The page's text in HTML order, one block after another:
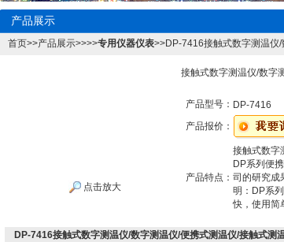
产品展示
首页>>产品展示>>>>专用仪器仪表>>DP-7416接触式数字测温仪
接触式数字测温仪/数字
点击放大
产品型号： DP-7416
产品报价：
产品特点：
接触式数字
DP系列便
司的研究成
明：DP系
快，使用简
DP-7416接触式数字测温仪/数字测温仪/便携式测温仪/接触式测